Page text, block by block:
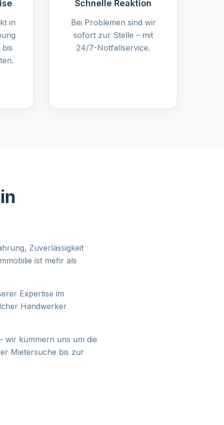
in
Schnelle Reaktion
Bei Problemen sind wir
sofort zur Stelle – mit
24/7-Notfallservice.
Zuverlässigkeit
ist mehr als
Expertise im
Handwerker
wir kümmern uns um die
Mietersuche bis zur